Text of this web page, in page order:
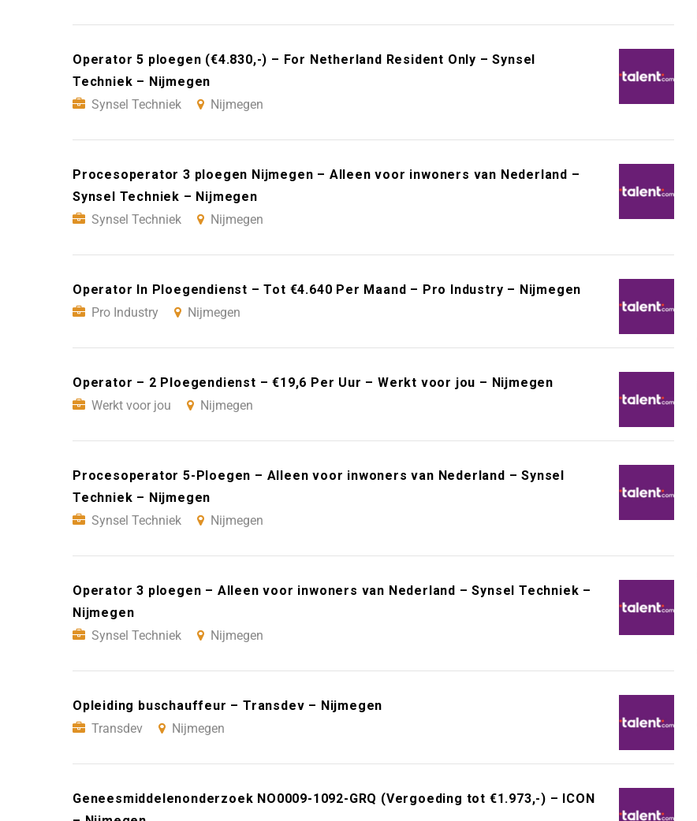
Operator 5 ploegen (€4.830,-) – For Netherland Resident Only – Synsel
Techniek – Nijmegen
Synsel Techniek
Nijmegen
Procesoperator 3 ploegen Nijmegen – Alleen voor inwoners van Nederland –
Synsel Techniek – Nijmegen
Synsel Techniek
Nijmegen
Operator In Ploegendienst – Tot €4.640 Per Maand – Pro Industry – Nijmegen
Pro Industry
Nijmegen
Operator – 2 Ploegendienst – €19,6 Per Uur – Werkt voor jou – Nijmegen
Werkt voor jou
Nijmegen
Procesoperator 5-Ploegen – Alleen voor inwoners van Nederland – Synsel
Techniek – Nijmegen
Synsel Techniek
Nijmegen
Operator 3 ploegen – Alleen voor inwoners van Nederland – Synsel Techniek –
Nijmegen
Synsel Techniek
Nijmegen
Opleiding buschauffeur – Transdev – Nijmegen
Transdev
Nijmegen
Geneesmiddelenonderzoek NO0009-1092-GRQ (Vergoeding tot €1.973,-) – ICON